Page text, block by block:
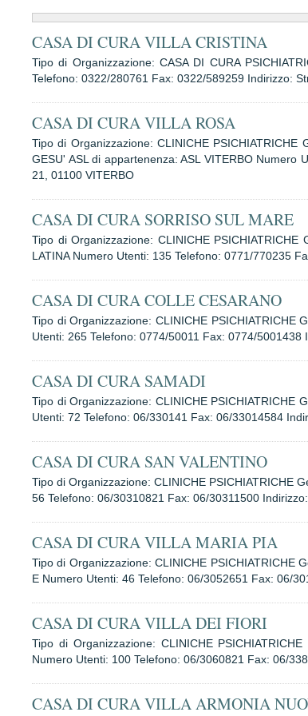
CASA DI CURA VILLA CRISTINA
Tipo di Organizzazione: CASA DI CURA
Telefono: 0322/280761 Fax: 0322/589259 Indirizzo:
CASA DI CURA VILLA ROSA
Tipo di Organizzazione: CLINICHE PSICHIATRICHE
GESU' ASL di appartenenza: ASL VITERBO
21, 01100 VITERBO
CASA DI CURA SORRISO SUL MARE
Tipo di Organizzazione: CLINICHE PSICHIATRICHE
LATINA Numero Utenti: 135 Telefono: 0771/770235
CASA DI CURA COLLE CESARANO
Tipo di Organizzazione: CLINICHE PSICHIATRICHE
Utenti: 265 Telefono: 0774/50011 Fax: 0774/
CASA DI CURA SAMADI
Tipo di Organizzazione: CLINICHE PSICHIATRICHE
Utenti: 72 Telefono: 06/330141 Fax: 06/33014584
CASA DI CURA SAN VALENTINO
Tipo di Organizzazione: CLINICHE PSICHIATRICHE
56 Telefono: 06/30310821 Fax: 06/30311500
CASA DI CURA VILLA MARIA PIA
Tipo di Organizzazione: CLINICHE PSICHIATRICHE
E Numero Utenti: 46 Telefono: 06/3052651 Fax: 06/
CASA DI CURA VILLA DEI FIORI
Tipo di Organizzazione: CLINICHE
Numero Utenti: 100 Telefono: 06/3060821 Fax: 06/
CASA DI CURA VILLA ARMONIA